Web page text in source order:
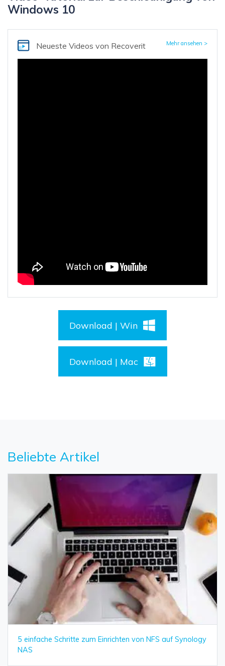
Windows 10
Neueste Videos von Recoverit Mehr ansehen >
Download | Win
Download | Mac
Beliebte Artikel
5 einfache Schritte zum Einrichten von NFS auf Synology
NAS